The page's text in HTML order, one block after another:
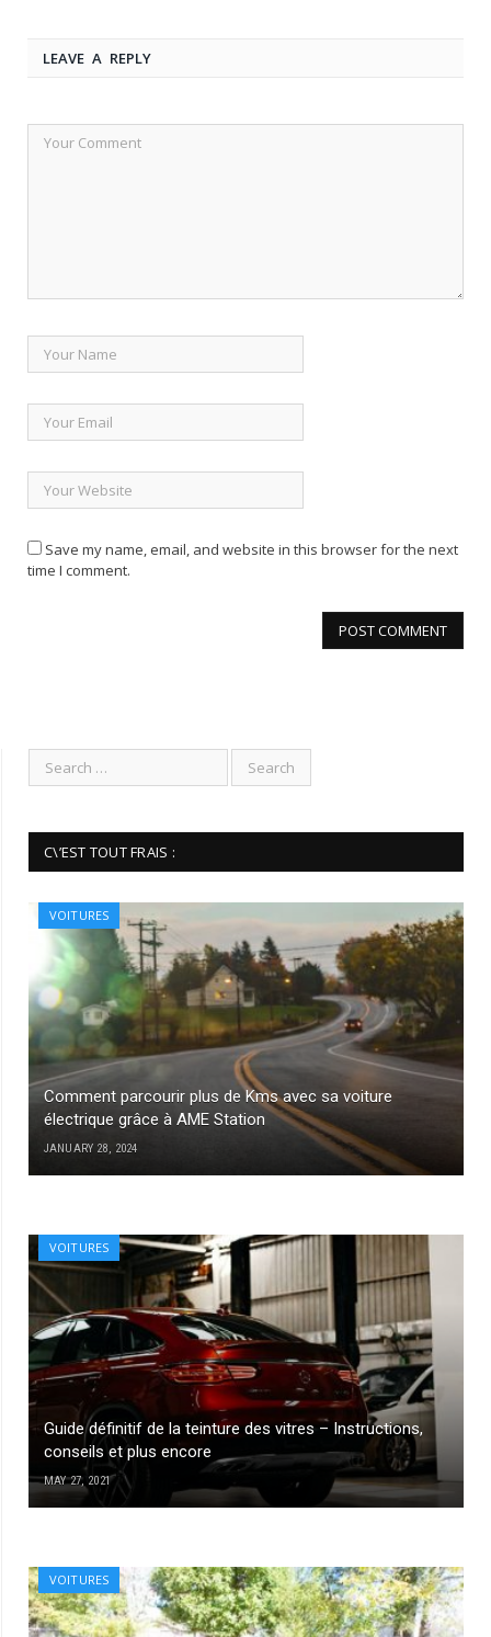
LEAVE A REPLY
Save my name, email, and website in this browser for the next
time I comment.
C\’EST TOUT FRAIS :
VOITURES
Comment parcourir plus de Kms avec sa voiture
électrique grâce à AME Station
JANUARY 28, 2024
VOITURES
Guide définitif de la teinture des vitres – Instructions,
conseils et plus encore
MAY 27, 2021
VOITURES